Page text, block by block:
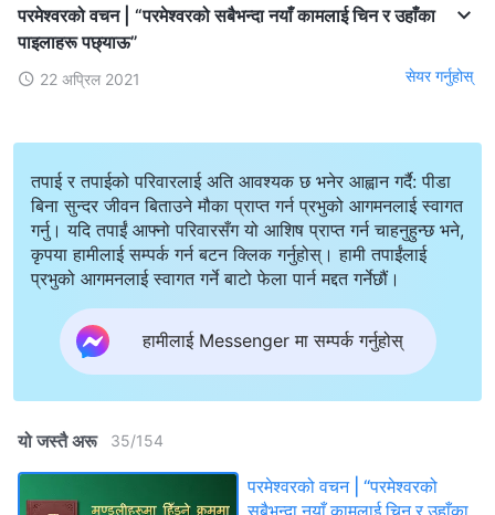
परमेश्‍वरको वचन | “परमेश्‍वरको सबैभन्दा नयाँ कामलाई चिन र उहाँका
पाइलाहरू पछ्याऊ”
22 अप्रिल 2021 सेयर गर्नुहोस्
तपाई र तपाईको परिवारलाई अति आवश्यक छ भनेर आह्वान गर्दै: पीडा
बिना सुन्दर जीवन बिताउने मौका प्राप्त गर्न प्रभुको आगमनलाई स्वागत
गर्नु। यदि तपाईं आफ्नो परिवारसँग यो आशिष प्राप्त गर्न चाहनुहुन्छ भने,
कृपया हामीलाई सम्पर्क गर्न बटन क्लिक गर्नुहोस्। हामी तपाईंलाई
प्रभुको आगमनलाई स्वागत गर्ने बाटो फेला पार्न मद्दत गर्नेछौं।
हामीलाई Messenger मा सम्पर्क गर्नुहोस्
यो जस्तै अरू 35/154
परमेश्‍वरको वचन | “परमेश्‍वरको
सबैभन्दा नयाँ कामलाई चिन र उहाँका